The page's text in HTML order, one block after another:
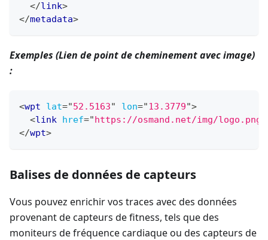
</link>
</metadata>
Exemples (Lien de point de cheminement avec image)
:
<wpt lat="52.5163" lon="13.3779">
<link href="https://osmand.net/img/logo.png
</wpt>
Balises de données de capteurs
Vous pouvez enrichir vos traces avec des données
provenant de capteurs de fitness, tels que des
moniteurs de fréquence cardiaque ou des capteurs de